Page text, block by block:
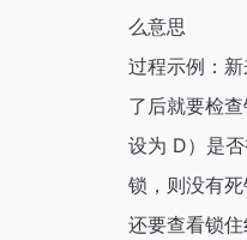
么意思
过程示例：
了后就要检
设为 D）是
锁，则没有死
还要查看锁